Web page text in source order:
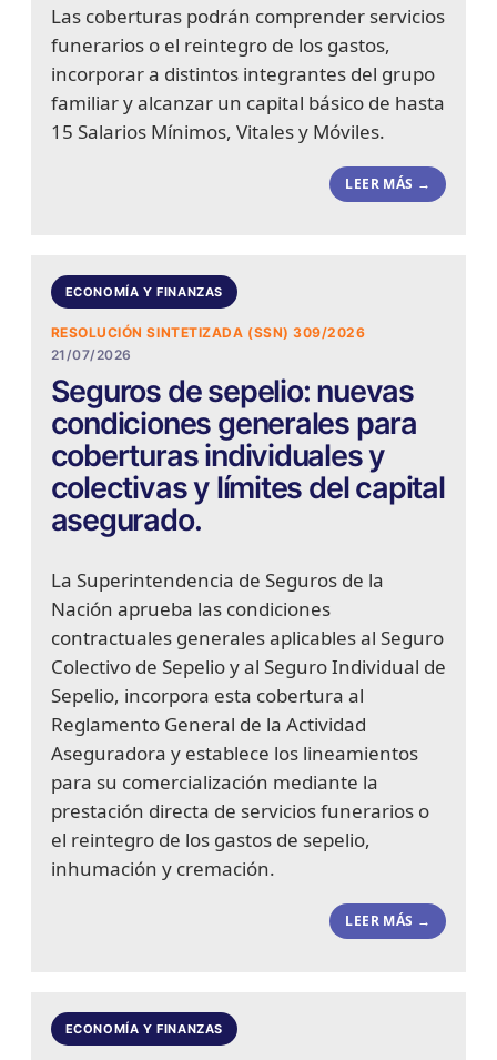
Las coberturas podrán comprender servicios
funerarios o el reintegro de los gastos,
incorporar a distintos integrantes del grupo
familiar y alcanzar un capital básico de hasta
15 Salarios Mínimos, Vitales y Móviles.
LEER MÁS →
ECONOMÍA Y FINANZAS
RESOLUCIÓN SINTETIZADA (SSN) 309/2026
21/07/2026
Seguros de sepelio: nuevas
condiciones generales para
coberturas individuales y
colectivas y límites del capital
asegurado.
La Superintendencia de Seguros de la
Nación aprueba las condiciones
contractuales generales aplicables al Seguro
Colectivo de Sepelio y al Seguro Individual de
Sepelio, incorpora esta cobertura al
Reglamento General de la Actividad
Aseguradora y establece los lineamientos
para su comercialización mediante la
prestación directa de servicios funerarios o
el reintegro de los gastos de sepelio,
inhumación y cremación.
LEER MÁS →
ECONOMÍA Y FINANZAS